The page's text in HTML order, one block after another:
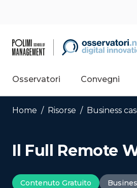
Osservatori Convegni
Home / Risorse / Business
Il Full Remote
Contenuto Gratuito